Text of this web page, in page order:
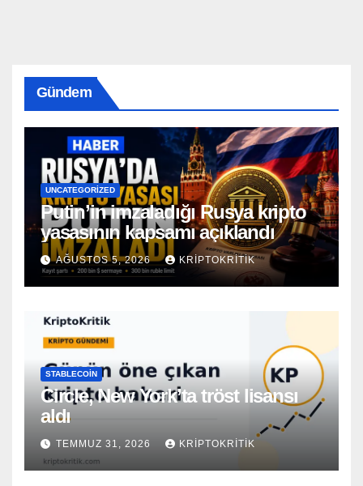
Gündem
UNCATEGORIZED
Putin’in imzaladığı Rusya kripto
yasasının kapsamı açıklandı
AĞUSTOS 5, 2026 KRIPTOKRITIK
STABLECOIN
Circle, New York’ta tröst lisansı
aldı
TEMMUZ 31, 2026 KRIPTOKRITIK